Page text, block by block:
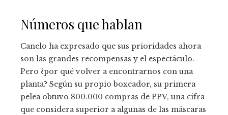
Números que hablan
Canelo ha expresado que sus prioridades ahora
son las grandes recompensas y el espectáculo.
Pero ¿por qué volver a encontrarnos con una
planta? Según su propio boxeador, su primera
pelea obtuvo 800.000 compras de PPV, una cifra
que considera superior a algunas de las máscaras